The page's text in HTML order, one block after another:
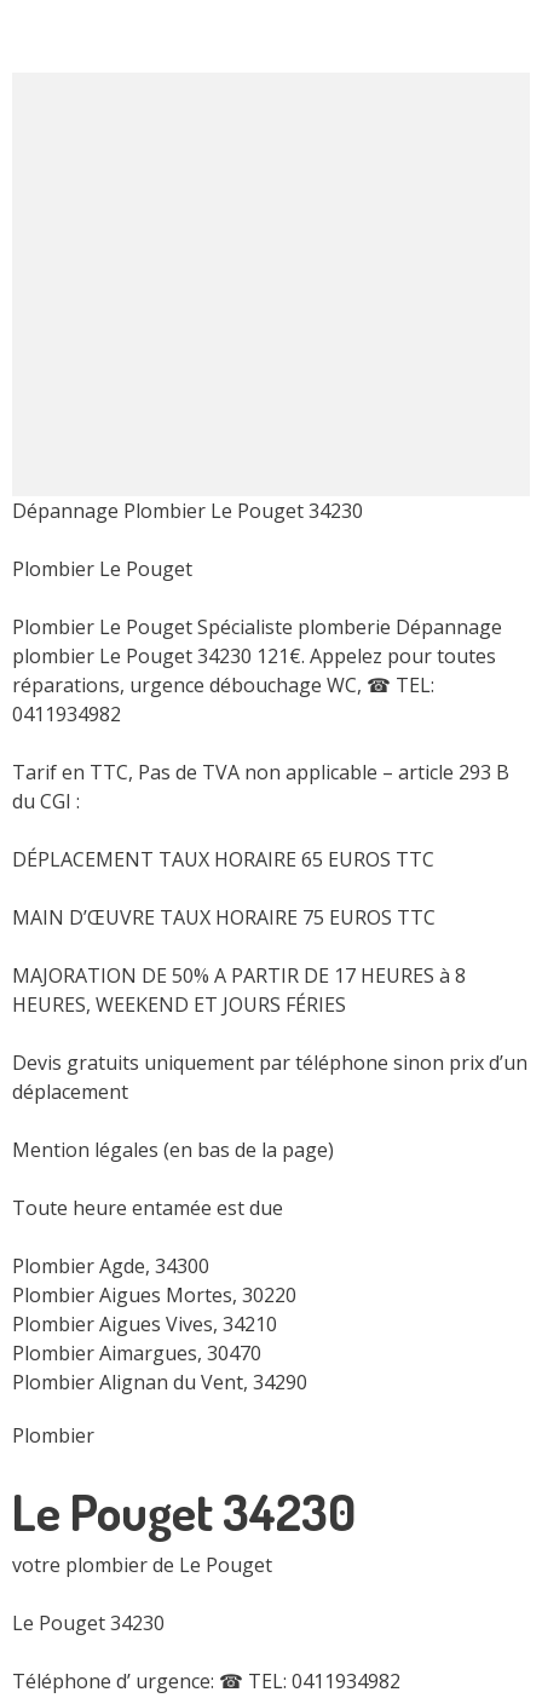
Dépannage Plombier Le Pouget 34230
Plombier Le Pouget
Plombier Le Pouget Spécialiste plomberie Dépannage
plombier Le Pouget 34230 121€. Appelez pour toutes
réparations, urgence débouchage WC, ☎ TEL:
0411934982
Tarif en TTC, Pas de TVA non applicable – article 293 B
du CGI :
DÉPLACEMENT TAUX HORAIRE 65 EUROS TTC
MAIN D’ŒUVRE TAUX HORAIRE 75 EUROS TTC
MAJORATION DE 50% A PARTIR DE 17 HEURES à 8
HEURES, WEEKEND ET JOURS FÉRIES
Devis gratuits uniquement par téléphone sinon prix d’un
déplacement
Mention légales (en bas de la page)
Toute heure entamée est due
Plombier Agde, 34300
Plombier Aigues Mortes, 30220
Plombier Aigues Vives, 34210
Plombier Aimargues, 30470
Plombier Alignan du Vent, 34290
Plombier
Le Pouget 34230
votre plombier de Le Pouget
Le Pouget 34230
Téléphone d’ urgence: ☎ TEL: 0411934982